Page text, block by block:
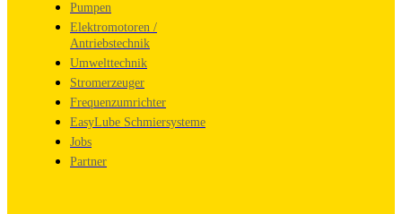
Pumpen
Elektromotoren /
Antriebstechnik
Umwelttechnik
Stromerzeuger
Frequenzumrichter
EasyLube Schmiersysteme
Jobs
Partner